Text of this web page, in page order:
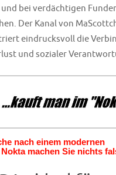
bei verdächtigen
Der Kanal von
eindrucksvoll die
und sozialer
nach einem modernen
machen Sie nichts